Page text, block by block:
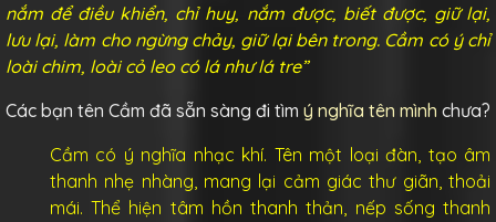
nắm để điều khiển, chỉ huy, nắm được, biết được, giữ lại,
lưu lại, làm cho ngừng chảy, giữ lại bên trong. Cầm có ý chỉ
loài chim, loài cỏ leo có lá như lá tre”
Các bạn tên Cầm đã sẵn sàng đi tìm ý nghĩa tên mình chưa?
Cầm có ý nghĩa nhạc khí. Tên một loại đàn, tạo âm
thanh nhẹ nhàng, mang lại cảm giác thư giãn, thoải
mái. Thể hiện tâm hồn thanh thản, nếp sống thanh